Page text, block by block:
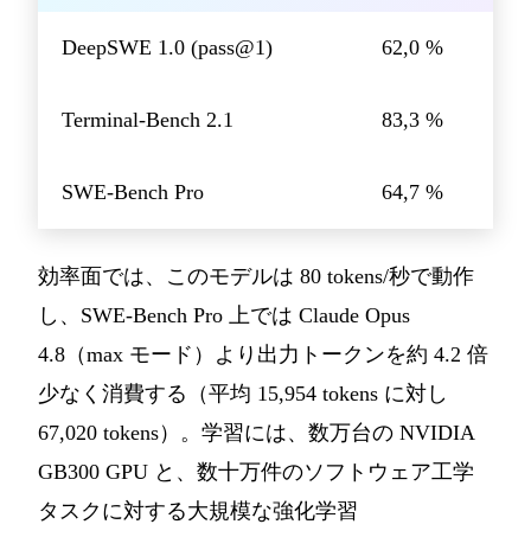
DeepSWE 1.0 (pass@1) 62,0 %
Terminal-Bench 2.1 83,3 %
SWE-Bench Pro 64,7 %
効率面では、このモデルは 80 tokens/秒で動作
し、SWE-Bench Pro 上では Claude Opus
4.8（max モード）より出力トークンを約 4.2 倍
少なく消費する（平均 15,954 tokens に対し
67,020 tokens）。学習には、数万台の NVIDIA
GB300 GPU と、数十万件のソフトウェア工学
タスクに対する大規模な強化学習